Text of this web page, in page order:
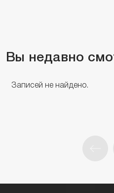
Вы недавно
Записей не найдено.